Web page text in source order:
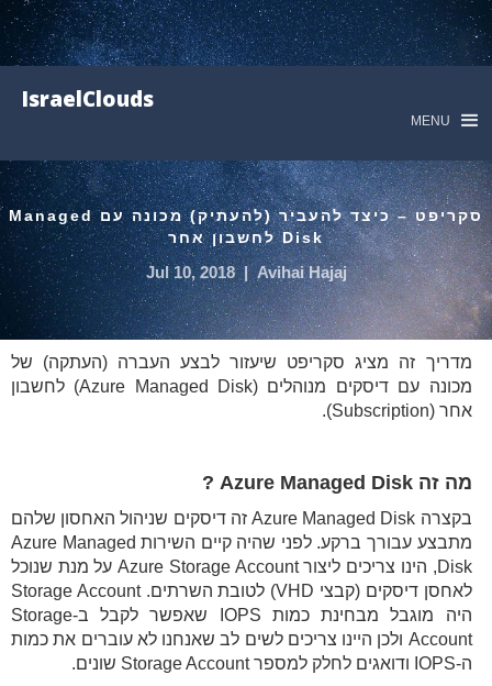
IsraelClouds
MENU
סקריפט – כיצד להעביר (להעתיק) מכונה עם Managed
Disk לחשבון אחר
Avihai Hajaj
|
Jul 10, 2018
מדריך זה מציג סקריפט שיעזור לבצע העברה (העתקה) של
מכונה עם דיסקים מנוהלים (Azure Managed Disk) לחשבון
אחר (Subscription).
מה זה Azure Managed Disk ?
בקצרה Azure Managed Disk זה דיסקים שניהול האחסון שלהם
מתבצע עבורך ברקע. לפני שהיה קיים השירות Azure Managed
Disk, הינו צריכים ליצור Azure Storage Account על מנת שנוכל
לאחסן דיסקים (קבצי VHD) לטובת השרתים. Storage Account
היה מוגבל מבחינת כמות IOPS שאפשר לקבל ב-Storage
Account ולכן היינו צריכים לשים לב שאנחנו לא עוברים את כמות
ה-IOPS ודואגים לחלק למספר Storage Account שונים.